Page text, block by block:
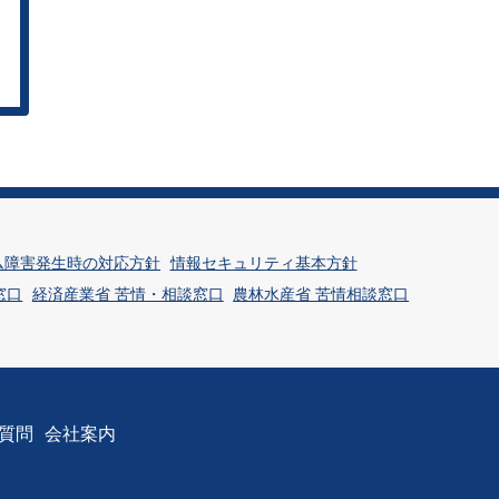
障害発生時の対応方針 情報セキュリティ基本方針
口
経済産業省 苦情・相談窓口 農林水産省 苦情相談窓口
問 会社案内